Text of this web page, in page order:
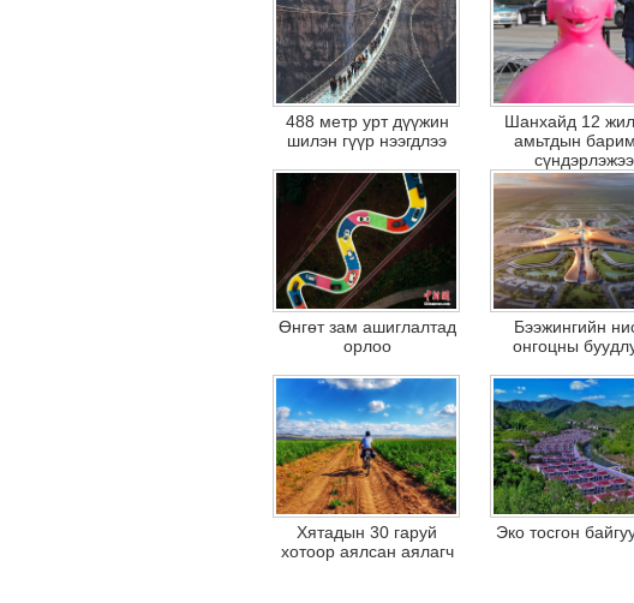
488 метр урт дүүжин
шилэн гүүр нээгдлээ
Шанхайд 12
амьтдын
сүндэрлэжээ
Өнгөт зам ашиглалтад
орлоо
Бээжингийн
онгоцны
Хятадын 30 гаруй
хотоор аялсан аялагч
Эко тосгон